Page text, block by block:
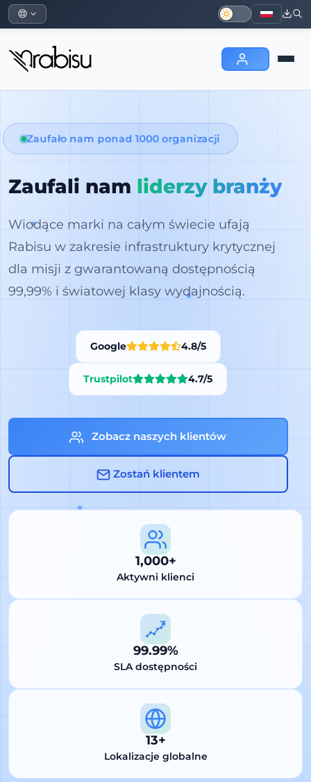
Zaufało nam ponad 1000 organizacji
Zaufali nam liderzy branży
Wiodące marki na całym świecie ufają
Rabisu w zakresie infrastruktury krytycznej
dla misji z gwarantowaną dostępnością
99,99% i światowej klasy wydajnością.
Google 4.8/5
Trustpilot 4.7/5
Zobacz naszych klientów
Zostań klientem
1,000+
Aktywni klienci
99.99%
SLA dostępności
13+
Lokalizacje globalne